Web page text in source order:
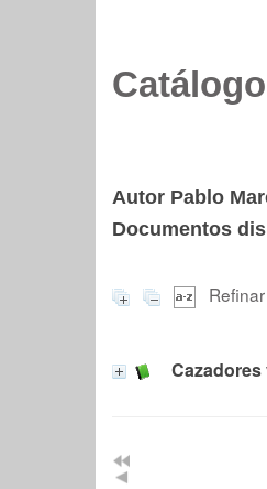
Catálogo
Autor Pablo
Documentos